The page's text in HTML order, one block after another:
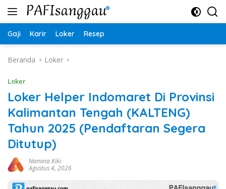
Langsung
Gaji Karir Loker Resep
Beranda Loker
Loker
Loker Helper Indomaret Di Provinsi
Kalimantan Tengah (KALTENG)
Tahun 2025 (Pendaftaran Segera
Ditutup)
Namina Kiki
Agustus 4, 2026